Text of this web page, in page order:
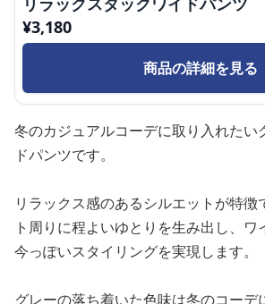
¥3,180
商品の詳細を見る
冬のカジュアルコーデに取り入れたい
ドパンツです。
リラックス感のあるシルエットが特徴
ト周りに程よいゆとりを生み出し、
今っぽいスタイリングを実現します。
グレーの落ち着いた色味は冬のコーデ